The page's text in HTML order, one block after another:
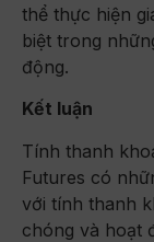
thể thực hiện
biệt trong
động.
Kết luận
Tính thanh
Futures có
với tính thanh
chóng và hoạt